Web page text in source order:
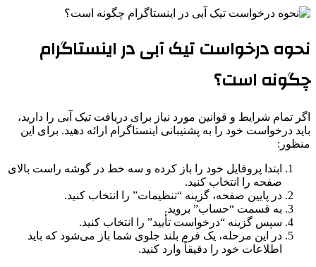
نحوه درخواست تیک آبی در اینستاگرام
چگونه است؟
اگر تمام شرایط و قوانین مورد نیاز برای دریافت تیک آبی را دارید،
باید درخواست خود را به پشتیبانی اینستاگرام ارائه دهید. برای این
منظور:
ابتدا پروفایل خود را باز کرده و سه خط در گوشه راست بالای
صفحه را انتخاب کنید.
در پایین صفحه، گزینه “تنظیمات” را انتخاب کنید.
به قسمت “حساب” بروید.
سپس گزینه “درخواست تأیید” را انتخاب کنید.
در این مرحله، یک فرم بلند جلوی شما باز می‌شود که باید
اطلاعات خود را دقیقاً وارد کنید.